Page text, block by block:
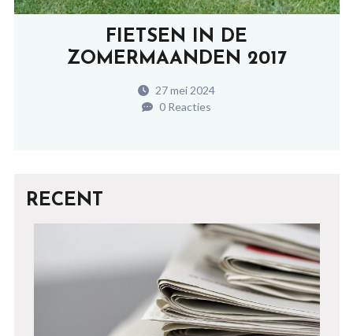
FIETSEN IN DE
ZOMERMAANDEN 2017
27 mei 2024
0 Reacties
RECENT